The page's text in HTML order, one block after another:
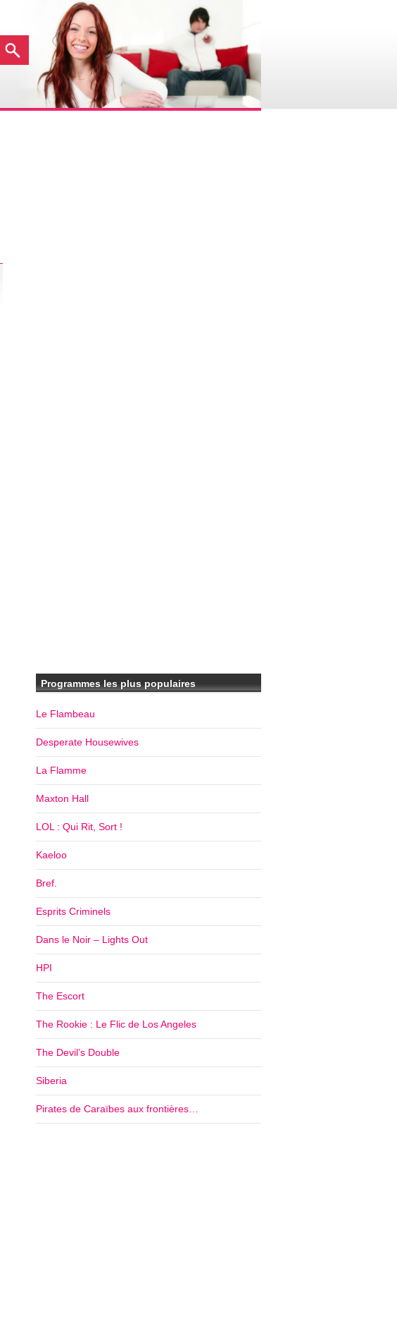
Programmes les plus populaires
Le Flambeau
Desperate Housewives
La Flamme
Maxton Hall
LOL : Qui Rit, Sort !
Kaeloo
Bref.
Esprits Criminels
Dans le Noir – Lights Out
HPI
The Escort
The Rookie : Le Flic de Los Angeles
The Devil’s Double
Siberia
Pirates de Caraïbes aux frontières…